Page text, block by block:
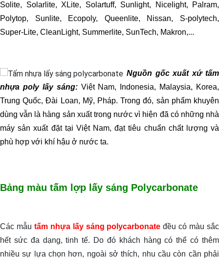
Solite, Solarlite, XLite, Solartuff, Sunlight, Nicelight, Palram,
Polytop, Sunlite, Ecopoly, Queenlite, Nissan, S-polytech,
Super-Lite, CleanLight, Summerlite, SunTech, Makron,...
Nguồn gốc xuất xứ tấm
nhựa poly lấy sáng:Việt Nam, Indonesia, Malaysia, Korea,
Trung Quốc, Đài Loan, Mỹ, Pháp. Trong đó, sản phẩm khuyên
dùng vẫn là hàng sản xuất trong nước vì hiện đã có những nhà
máy sản xuất đặt tại Việt Nam, đạt tiêu chuẩn chất lượng và
phù hợp với khí hậu ở nước ta.
Bảng màu tấm lợp lấy sáng Polycarbonate
Các mẫu tấm nhựa lấy sáng polycarbonate đều có màu sắc
hết sức đa dạng, tinh tế. Do đó khách hàng có thể có thêm
nhiều sự lựa chọn hơn, ngoài sở thích, nhu cầu còn cần phải